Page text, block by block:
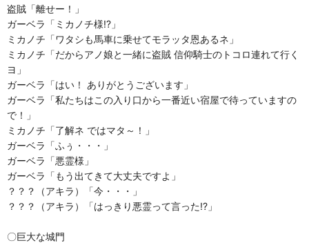
盗賊「離せー！」
ガーベラ「ミカノチ様!?」
ミカノチ「ワタシも馬車に乗せてモラッタ恩あるネ」
ミカノチ「だからアノ娘と一緒に盗賊 信仰騎士のトコロ連れて行く
ヨ」
ガーベラ「はい！ ありがとうございます」
ガーベラ「私たちはこの入り口から一番近い宿屋で待っていますの
で！」
ミカノチ「了解ネ ではマタ～！」
ガーベラ「ふぅ・・・」
ガーベラ「悪霊様」
ガーベラ「もう出てきて大丈夫ですよ」
？？？（アキラ）「今・・・」
？？？（アキラ）「はっきり悪霊って言った!?」
〇巨大な城門